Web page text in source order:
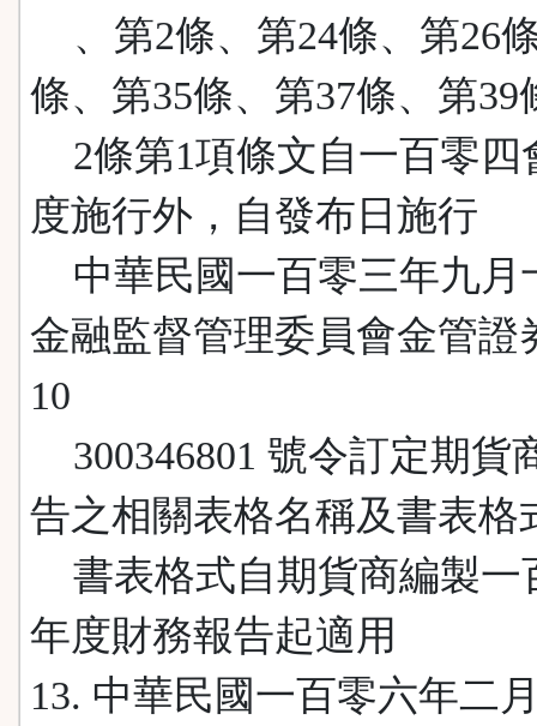
、第2條、第24條、第26
條、第35條、第37條、第39
2條第1項條文自一百零四
度施行外，自發布日施行
中華民國一百零三年九月
金融監督管理委員會金管證
10
300346801 號令訂定期貨
告之相關表格名稱及書表格
書表格式自期貨商編製一
年度財務報告起適用
13. 中華民國一百零六年二